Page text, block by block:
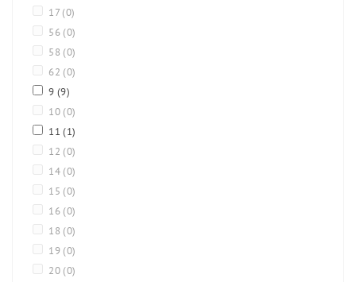
17 (0)
56 (0)
58 (0)
62 (0)
9 (9)
10 (0)
11(1)
12 (0)
14 (0)
15 (0)
16 (0)
18 (0)
19 (0)
20 (0)